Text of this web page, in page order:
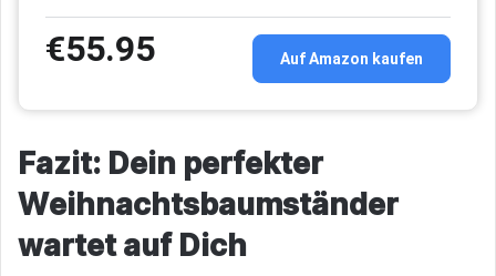
€55.95 Auf Amazon kaufen
Fazit: Dein perfekter
Weihnachtsbaumständer
wartet auf Dich